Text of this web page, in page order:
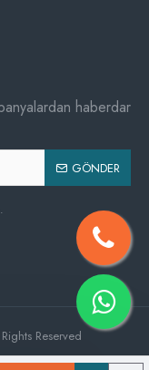
haberdar
GÖNDER
Reserved